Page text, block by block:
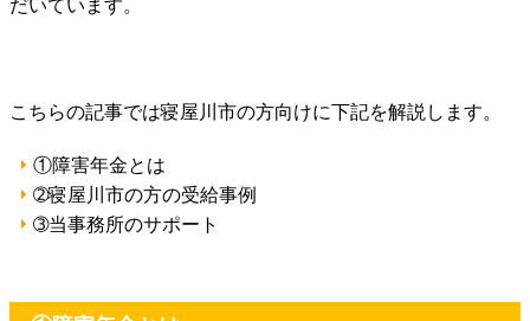
だいています。
こちらの記事では寝屋川市の方向けに下記を解説します。
①障害年金とは
➁寝屋川市の方の受給事例
➂当事務所のサポート